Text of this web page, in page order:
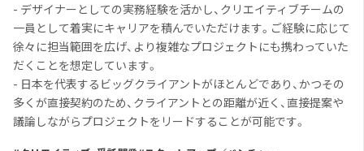
- デザイナーとしての実務経験を活かし、クリエイティブチームの
一員として着実にキャリアを積んでいただけます。ご経験に応じて
徐々に担当範囲を広げ、より複雑なプロジェクトにも携わっていた
だくことを想定しています。
- 日本を代表するビッグクライアントがほとんどであり、かつその
多くが直接契約のため、クライアントとの距離が近く、直接提案や
議論しながらプロジェクトをリードすることが可能です。